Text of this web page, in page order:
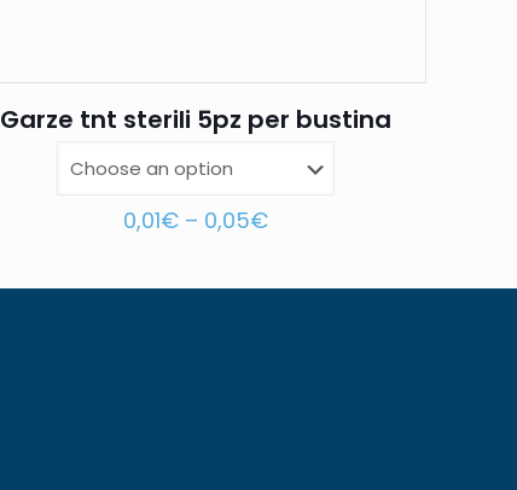
Garze tnt sterili 5pz per bustina
0,01€– 0,05€